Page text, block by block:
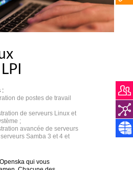
:
de postes de travail
de serveurs Linux et
;
avancée de serveurs
Samba 3 et 4 et
qui vous